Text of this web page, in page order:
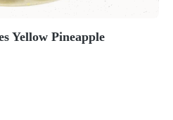
Yellow Pineapple